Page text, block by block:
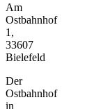
Am
Ostbahnhof
1,
33607
Bielefeld
Der
Ostbahnhof
in